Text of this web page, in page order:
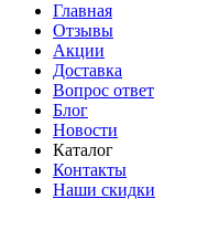
Главная
Отзывы
Акции
Доставка
Вопрос ответ
Блог
Новости
Каталог
Контакты
Наши скидки